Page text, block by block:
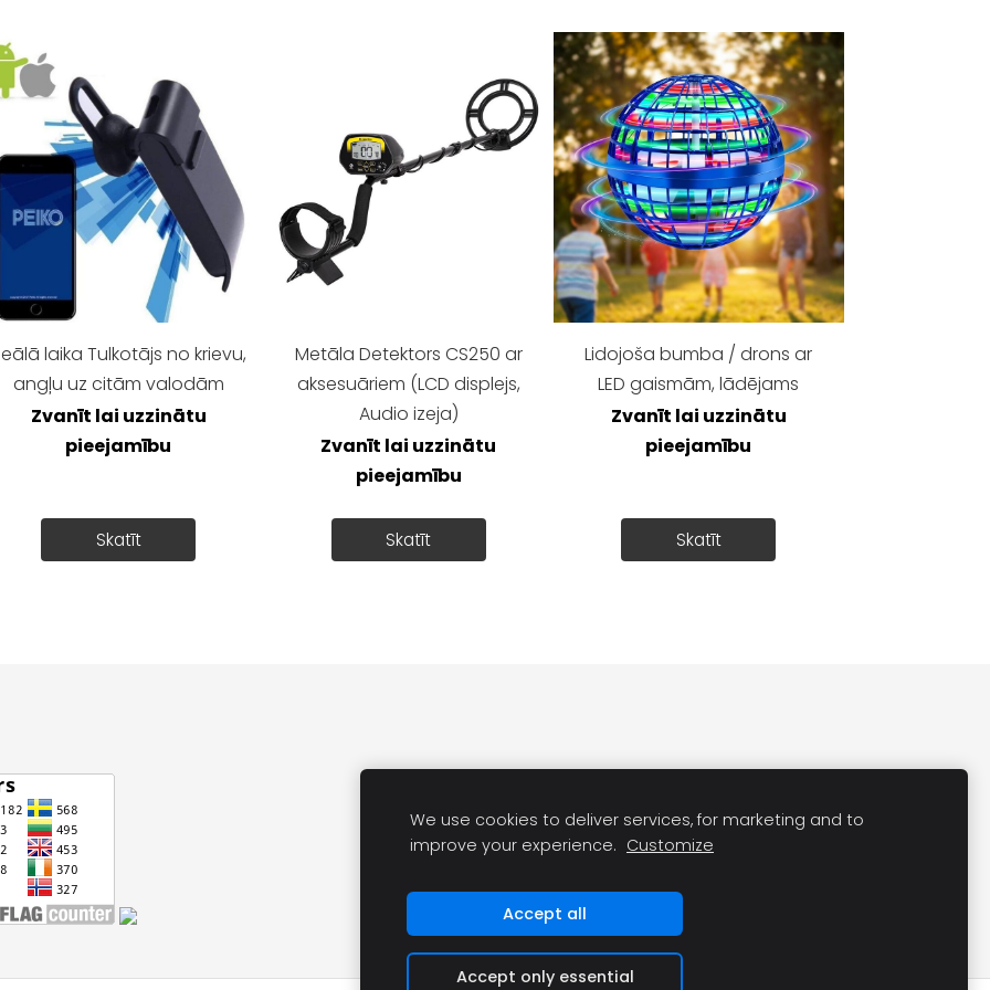
laika Tulkotājs no krievu,
angļu uz citām valodām
Zvanīt lai uzzinātu
pieejamību
Skatīt
Metāla Detektors CS250 ar
aksesuāriem (LCD displejs,
Audio izeja)
Zvanīt lai uzzinātu
pieejamību
Skatīt
Lidojoša bumba / drons ar
LED gaismām, lādējams
Zvanīt lai uzzinātu
pieejamību
Skatīt
We use cookies to deliver services, for marketing and to
improve your experience. Customize
Accept all
Accept only essential